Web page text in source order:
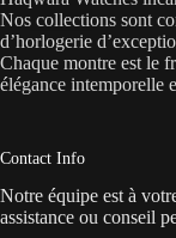
Nos collections sont
d’horlogerie
Chaque montre est le
élégance intemporelle
Contact Info
Notre équipe est à
assistance ou conseil